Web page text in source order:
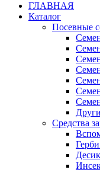
ГЛАВНАЯ
Каталог
Посевные
Средства